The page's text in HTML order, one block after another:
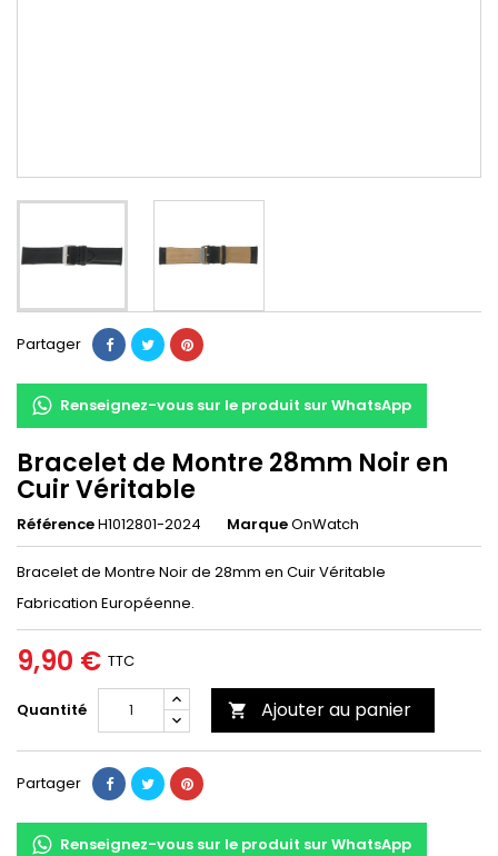
Partager
Renseignez-vous sur le produit sur WhatsApp
Bracelet de Montre 28mm Noir en
Cuir Véritable
RéférenceH1012801-2024 MarqueOnWatch
Bracelet de Montre Noir de 28mm en Cuir Véritable
Fabrication Européenne.
9,90 € TTC
Quantité  Ajouter au panier
Partager
Renseignez-vous sur le produit sur WhatsApp